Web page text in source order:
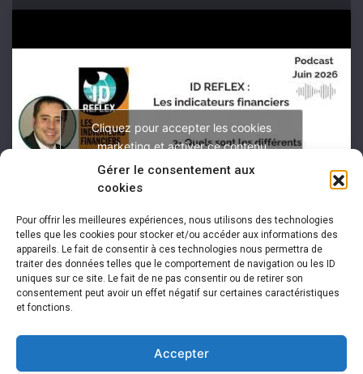
Gérer le consentement aux
cookies
Pour offrir les meilleures expériences, nous utilisons des technologies
telles que les cookies pour stocker et/ou accéder aux informations des
appareils. Le fait de consentir à ces technologies nous permettra de
traiter des données telles que le comportement de navigation ou les ID
uniques sur ce site. Le fait de ne pas consentir ou de retirer son
consentement peut avoir un effet négatif sur certaines caractéristiques
et fonctions.
Accepter
Cliquez pour accepter les cookies
marketing et activer ce contenu